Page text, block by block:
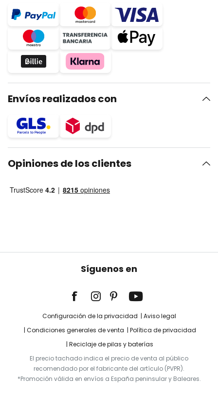
Envíos realizados con
Opiniones de los clientes
Síguenos en
Configuración de la privacidad
Aviso legal
Condiciones generales de venta
Política de privacidad
Reciclaje de pilas y baterías
El precio tachado indica el precio de venta al público
recomendado por el fabricante del artículo (PVPR).
*Promoción válida en envíos a España peninsular y Baleares.